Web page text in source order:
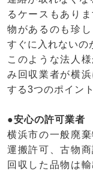
るケースもあり
物があるのも珍
すぐに入れないの
このような法人
み回収業者が横
する3つのポイン
●安心の許可業者
横浜市の一般廃
運搬許可、古物
回収した品物は